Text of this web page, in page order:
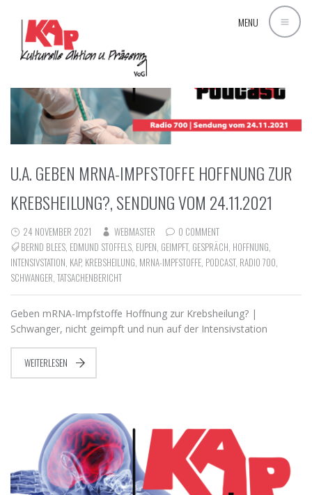
MENU
U.A. GEBEN MRNA-IMPFSTOFFE HOFFNUNG ZUR
KREBSHEILUNG?, SENDUNG VOM 24.11.2021
24 NOVEMBER 2021 WEBMASTER
0 COMMENT
BERND BLEES EDMUND STOFFELS EUPEN GEIMPFT, GESPRÄCH HOFFNUNG
INTENSIVSTATION KAP, KREBSHEILUNG MRNA-IMPFSTOFFE PODCAST, RADIO 700
SCHWANGER TATSACHENBERICHT
Geben mRNA-Impfstoffe Hoffnung zur Krebsheilung? |
Schwanger, nicht geimpft und nun auf der Intensivstation
WEITERLESEN